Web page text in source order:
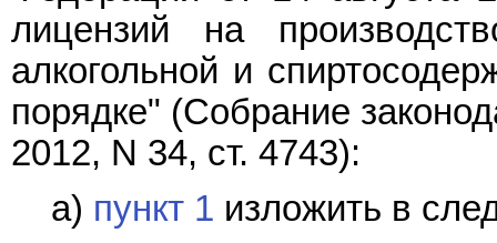
лицензий на
алкогольной и
порядке" (Собрание
2012, N 34, ст. 4743):
а) пункт 1 изложить в